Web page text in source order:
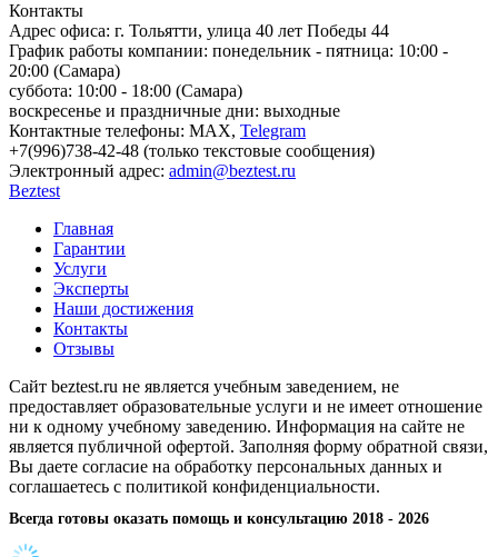
Контакты
Адрес офиса: г. Тольятти, улица 40 лет Победы 44
График работы компании: понедельник - пятница: 10:00 -
20:00 (Самара)
суббота: 10:00 - 18:00 (Самара)
воскресенье и праздничные дни: выходные
Контактные телефоны: МАХ, Telegram
+7(996)738-42-48 (только текстовые сообщения)
Электронный адрес: admin@beztest.ru
Beztest
Главная
Гарантии
Услуги
Эксперты
Наши достижения
Контакты
Отзывы
Сайт beztest.ru не является учебным заведением, не
предоставляет образовательные услуги и не имеет отношение
ни к одному учебному заведению. Информация на сайте не
является публичной офертой. Заполняя форму обратной связи,
Вы даете согласие на обработку персональных данных и
соглашаетесь с политикой конфиденциальности.
Всегда готовы оказать помощь и консультацию 2018 - 2026